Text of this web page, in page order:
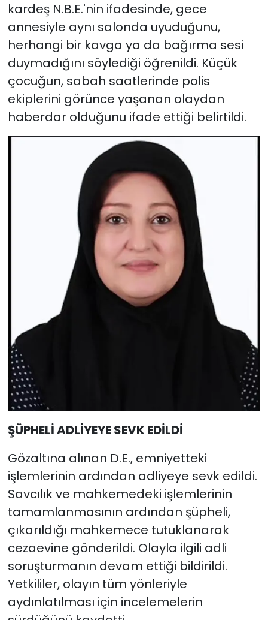
kardeş N.B.E.'nin ifadesinde, gece
annesiyle aynı salonda uyuduğunu,
herhangi bir kavga ya da bağırma sesi
duymadığını söylediği öğrenildi. Küçük
çocuğun, sabah saatlerinde polis
ekiplerini görünce yaşanan olaydan
haberdar olduğunu ifade ettiği belirtildi.
ŞÜPHELİ ADLİYEYE SEVK EDİLDİ
Gözaltına alınan D.E., emniyetteki
işlemlerinin ardından adliyeye sevk edildi.
Savcılık ve mahkemedeki işlemlerinin
tamamlanmasının ardından şüpheli,
çıkarıldığı mahkemece tutuklanarak
cezaevine gönderildi. Olayla ilgili adli
soruşturmanın devam ettiği bildirildi.
Yetkililer, olayın tüm yönleriyle
aydınlatılması için incelemelerin